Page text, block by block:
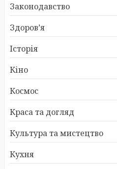
Законодавство
Здоров’я
Історія
Кіно
Космос
Краса та догляд
Культура та мистецтво
Кухня